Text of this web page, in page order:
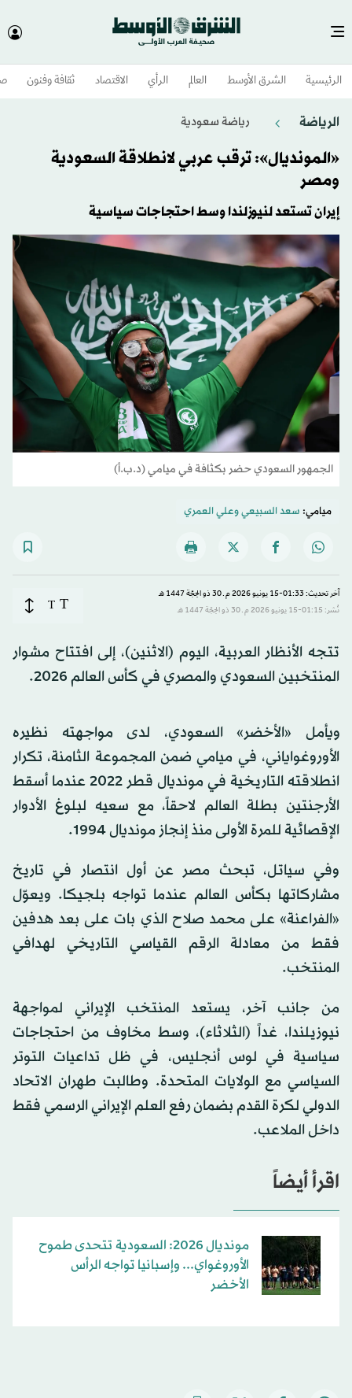
الرئيسية الشرق الأوسط​ العالم الرأي الاقتصاد ثقافة وفنون
الرياضة رياضة سعودية
«المونديال»: ترقب عربي لانطلاقة السعودية
ومصر
إيران تستعد لنيوزلندا وسط احتجاجات سياسية
الجمهور السعودي حضر بكثافة في ميامي (د.ب.أ)
ميامي: سعد السبيعيوعلي العمري
آخر تحديث: 01:33-15 يونيو 2026 م ـ 30 ذو الحِجّة 1447 هـ
نُشر: 01:15-15 يونيو 2026 م ـ 30 ذو الحِجّة 1447 هـ
T
T
تتجه الأنظار العربية، اليوم (الاثنين)، إلى افتتاح مشوار
المنتخبين السعودي والمصري في كأس العالم 2026.
ويأمل «الأخضر» السعودي، لدى مواجهته نظيره
الأوروغواياني، في ميامي ضمن المجموعة الثامنة، تكرار
انطلاقته التاريخية في مونديال قطر 2022 عندما أسقط
الأرجنتين بطلة العالم لاحقاً، مع سعيه لبلوغ الأدوار
الإقصائية للمرة الأولى منذ إنجاز مونديال 1994.
وفي سياتل، تبحث مصر عن أول انتصار في تاريخ
مشاركاتها بكأس العالم عندما تواجه بلجيكا. ويعوّل
«الفراعنة» على محمد صلاح الذي بات على بعد هدفين
فقط من معادلة الرقم القياسي التاريخي لهدافي
المنتخب.
من جانب آخر، يستعد المنتخب الإيراني لمواجهة
نيوزيلندا، غداً (الثلاثاء)، وسط مخاوف من احتجاجات
سياسية في لوس أنجليس، في ظل تداعيات التوتر
السياسي مع الولايات المتحدة. وطالبت طهران الاتحاد
الدولي لكرة القدم بضمان رفع العلم الإيراني الرسمي فقط
داخل الملاعب.
اقرأ أيضاً
مونديال 2026: السعودية تتحدى طموح
الأوروغواي... وإسبانيا تواجه الرأس
الأخضر